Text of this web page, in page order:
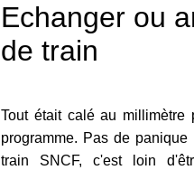
Echanger ou
de train
Tout était calé au millimètre
programme. Pas de
train SNCF, c'est loin